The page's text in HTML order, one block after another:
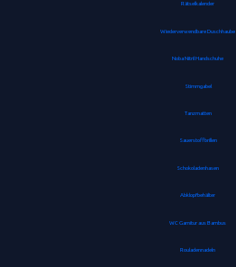
Rätselkalender
Wiederverwendbare Duschhaube
Noba Nitril Handschuhe
Stimmgabel
Tanzmatten
Sauerstoffbrillen
Schokoladenhasen
Abklopfbehälter
WC Garnitur aus Bambus
Rouladennadeln